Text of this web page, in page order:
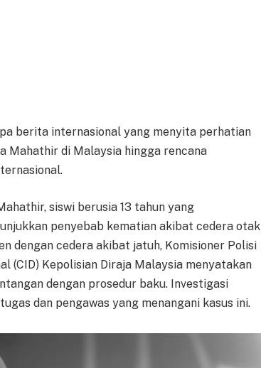
berita internasional yang menyita perhatian
Mahathir di Malaysia hingga rencana
siswi berusia 13 tahun yang
penyebab kematian akibat cedera otak
dengan cedera akibat jatuh, Komisioner Polisi
(CID) Kepolisian Diraja Malaysia menyatakan
dengan prosedur baku. Investigasi
dan pengawas yang menangani kasus ini.